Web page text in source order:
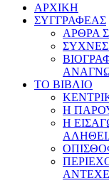
AΡΧΙΚΗ
ΣΥΓΓΡΑΦΕΑΣ
ΑΡΘΡΑ
ΣΥΧΝΕΣ
ΤΟ ΒΙΒΛΙΟ
Η
Η